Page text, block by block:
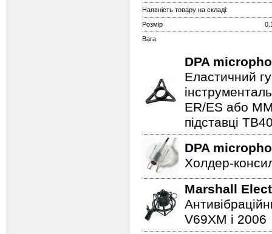
Наявність товару на складі:
Розмір
Вага
DPA
Еластичний
ER/ES або
підставці
DPA
Холдер-
Marshall
V69XM і 2006